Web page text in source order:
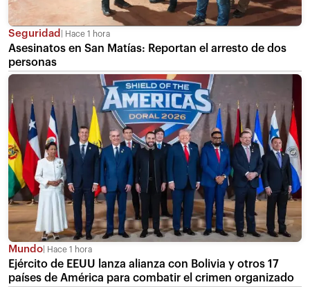
Seguridad Hace 1 hora
Asesinatos en San Matías: Reportan el arresto de dos
personas
Mundo Hace 1 hora
Ejército de EEUU lanza alianza con Bolivia y otros 17
países de América para combatir el crimen organizado